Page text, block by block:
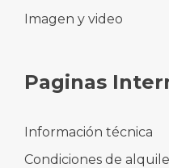
Imagen y video
Paginas
Información técnica
Condiciones de